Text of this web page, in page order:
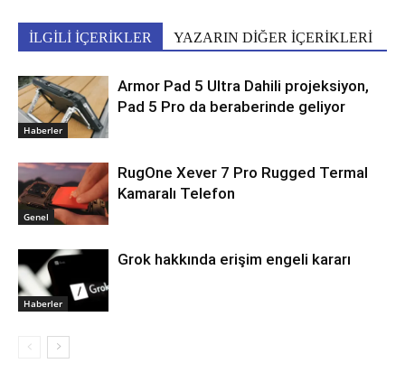
İLGİLİ İÇERİKLER YAZARIN DİĞER İÇERİKLERİ
Haberler
Armor Pad 5 Ultra Dahili projeksiyon,
Pad 5 Pro da beraberinde geliyor
Genel
RugOne Xever 7 Pro Rugged Termal
Kamaralı Telefon
Haberler
Grok hakkında erişim engeli kararı